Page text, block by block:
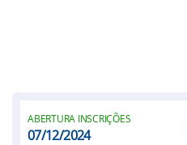
ABERTURA INSCRIÇÕES
07/12/2024